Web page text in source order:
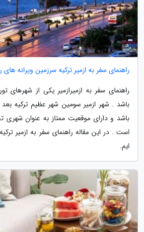
راهنمای سفر به ازمیر ترکیه سرزمین ویرانه های
راهنمای سفر به ازمیرازمیر یکی از شهرهای
باشد . شهر ازمیر سومین شهر عظیم ترکیه بعد
باشد و دارای موقعیت ممتاز به عنوان
است . در این مقاله راهنمای سفر به ازمیر
ایم.